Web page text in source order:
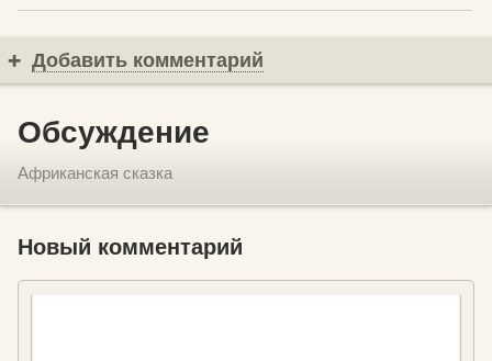
Добавить комментарий
Обсуждение
Африканская сказка
Новый комментарий